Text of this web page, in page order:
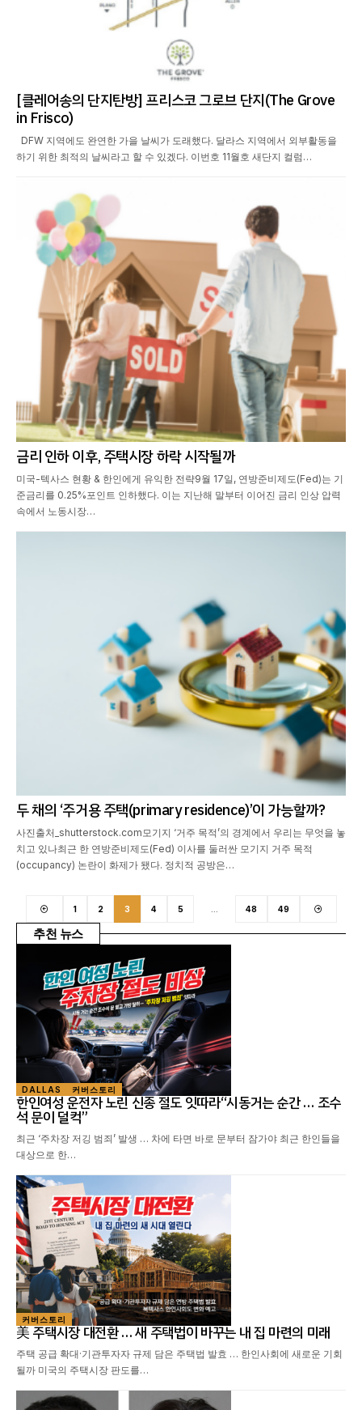
[클레어송의 단지탄방] 프리스코 그로브 단지(The Grove
in Frisco)
DFW 지역에도 완연한 가을 날씨가 도래했다. 달라스 지역에서 외부활동을
하기 위한 최적의 날씨라고 할 수 있겠다. 이번호 11월호 새단지 컬럼…
금리 인하 이후, 주택시장 하락 시작될까
미국-텍사스 현황 & 한인에게 유익한 전략9월 17일, 연방준비제도(Fed)는 기
준금리를 0.25%포인트 인하했다. 이는 지난해 말부터 이어진 금리 인상 압력
속에서 노동시장…
두 채의 ‘주거용 주택(primary residence)’이 가능할까?
사진출처_shutterstock.com모기지 ‘거주 목적’의 경계에서 우리는 무엇을 놓
치고 있나최근 한 연방준비제도(Fed) 이사를 둘러싼 모기지 거주 목적
(occupancy) 논란이 화제가 됐다. 정치적 공방은…
1 2 3 4 5 48 49
추천 뉴스
DALLAS 커버스토리
한인여성 운전자 노린 신종 절도 잇따라“시동거는 순간 … 조수
석 문이 덜컥”
최근 ‘주차장 저깅 범죄’ 발생 … 차에 타면 바로 문부터 잠가야 최근 한인들을
대상으로 한…
커버스토리
美 주택시장 대전환 … 새 주택법이 바꾸는 내 집 마련의 미래
주택 공급 확대·기관투자자 규제 담은 주택법 발효 … 한인사회에 새로운 기회
될까 미국의 주택시장 판도를…